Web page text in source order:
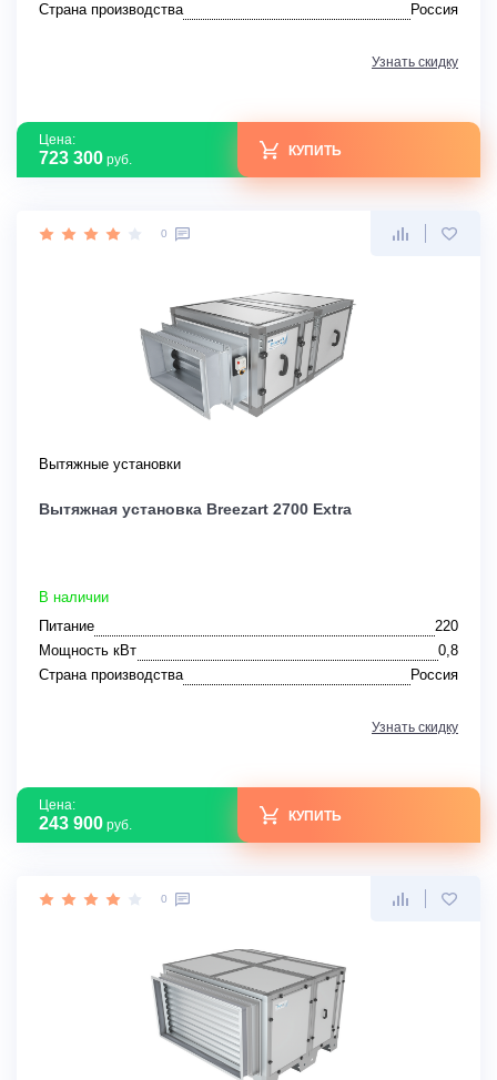
Страна производства
Россия
Узнать скидку
Цена:
723 300 руб.
КУПИТЬ
0
Вытяжные установки
Вытяжная установка Breezart 2700 Extra
В наличии
Питание
220
Мощность кВт
0,8
Страна производства
Россия
Узнать скидку
Цена:
243 900 руб.
КУПИТЬ
0